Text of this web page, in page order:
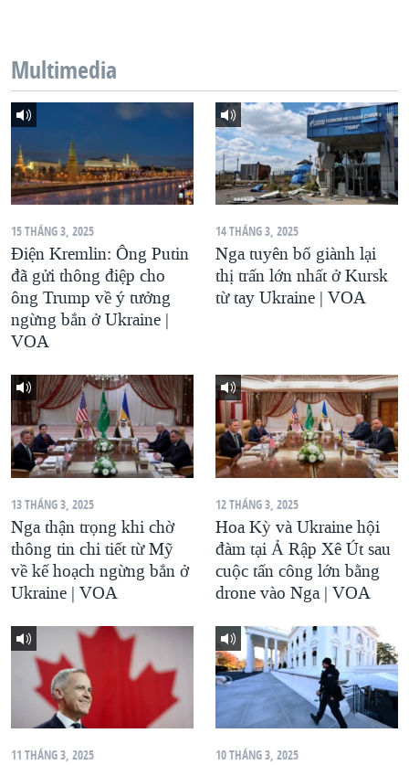
Multimedia
15 THÁNG 3, 2025
Điện Kremlin: Ông Putin
đã gửi thông điệp cho
ông Trump về ý tưởng
ngừng bắn ở Ukraine |
VOA
14 THÁNG 3, 2025
Nga tuyên bố giành lại
thị trấn lớn nhất ở Kursk
từ tay Ukraine | VOA
13 THÁNG 3, 2025
Nga thận trọng khi chờ
thông tin chi tiết từ Mỹ
về kế hoạch ngừng bắn ở
Ukraine | VOA
12 THÁNG 3, 2025
Hoa Kỳ và Ukraine hội
đàm tại Ả Rập Xê Út sau
cuộc tấn công lớn bằng
drone vào Nga | VOA
11 THÁNG 3, 2025 10 THÁNG 3, 2025